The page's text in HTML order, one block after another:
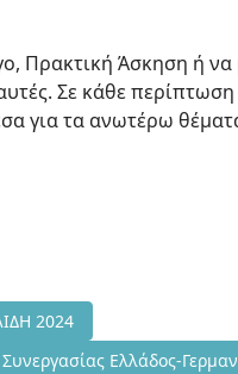
Πρακτική Άσκηση ή να
Σε κάθε
για τα ανωτέρω
ΤΡΙΑΝΤΑΦΥΛΛΙΔΗ 2024
2024
Συνεργασίας
Ελλάδος-